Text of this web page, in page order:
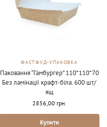
ФАСТФУД-УПАКОВКА
Паковання “Гамбургер” 110*110*70
Без ламінації крафт-біла. 600 шт/
ящ
2856,00 грн.
Купити